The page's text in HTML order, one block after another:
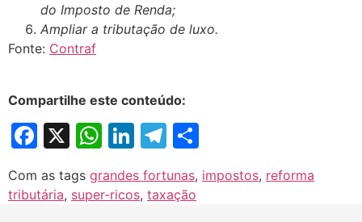
do Imposto de Renda;
Ampliar a tributação de luxo.
Fonte: Contraf
Compartilhe este conteúdo:
Facebook
X WhatsApp
LinkedIn
Telegram
Com as tags grandes fortunas, impostos, reforma
tributária, super-ricos, taxação